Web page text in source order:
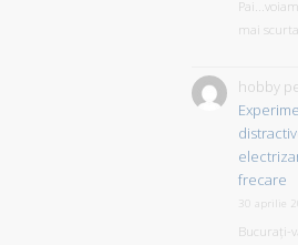
mai
hobby
frecare
30 aprilie
Bucurați-